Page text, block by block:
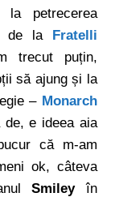
petrecerea
de la Fratelli
trecut puțin,
să ajung și la
– Monarch
de, e ideea aia
că m-am
ok, câteva
Smileyîn